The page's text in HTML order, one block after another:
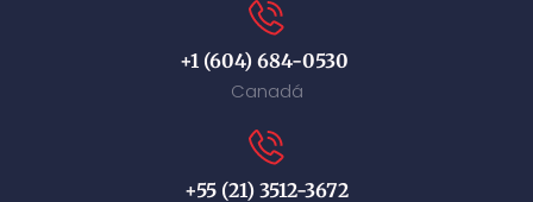
+1 (604) 684-0530
Canadá
+55 (21) 3512-3672